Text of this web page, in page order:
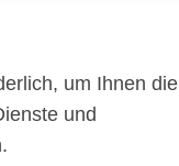
um Ihnen die
und